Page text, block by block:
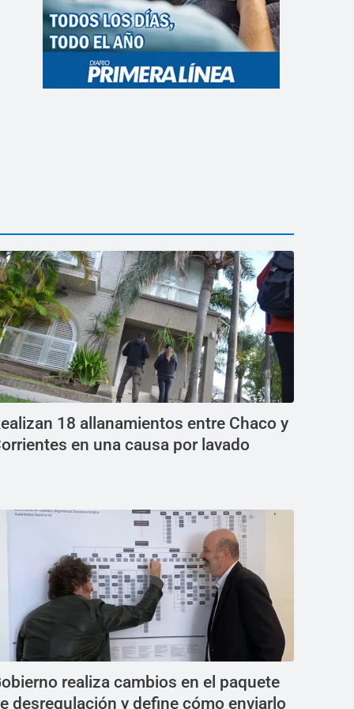
18 allanamientos entre Chaco y
en una causa por lavado
realiza cambios en el paquete
desregulación y define cómo enviarlo